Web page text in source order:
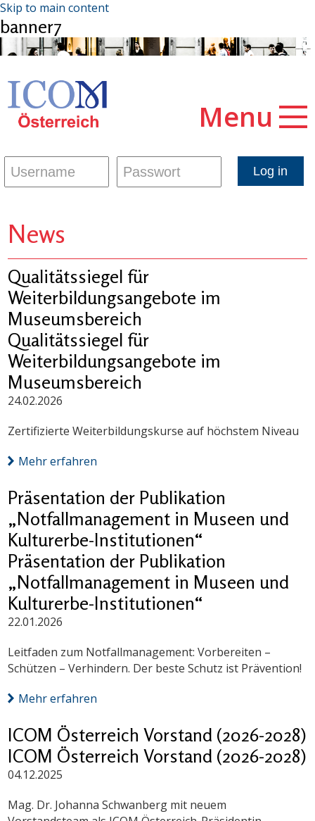
Skip to main content
banner7
Menu
News
Qualitätssiegel für
Weiterbildungsangebote im
Museumsbereich
Qualitätssiegel für
Weiterbildungsangebote im
Museumsbereich
24.02.2026
Zertifizierte Weiterbildungskurse auf höchstem Niveau
Mehr erfahren
Präsentation der Publikation
„Notfallmanagement in Museen und
Kulturerbe-Institutionen“
Präsentation der Publikation
„Notfallmanagement in Museen und
Kulturerbe-Institutionen“
22.01.2026
Leitfaden zum Notfallmanagement: Vorbereiten –
Schützen – Verhindern. Der beste Schutz ist Prävention!
Mehr erfahren
ICOM Österreich Vorstand (2026-2028)
ICOM Österreich Vorstand (2026-2028)
04.12.2025
Mag. Dr. Johanna Schwanberg mit neuem